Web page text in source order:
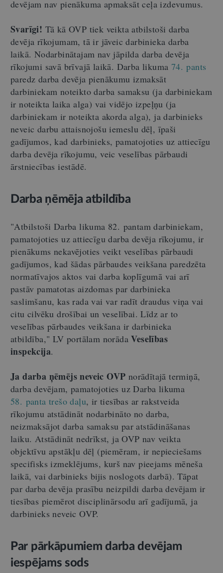
devējam nav pienākuma apmaksāt ceļa izdevumus.
Svarīgi! Tā kā OVP tiek veikta atbilstoši darba
devēja rīkojumam, tā ir jāveic darbinieka darba
laikā. Nodarbinātajam nav jāpilda darba devēja
rīkojumi savā brīvajā laikā. Darba likuma 74. pants
paredz darba devēja pienākumu izmaksāt
darbiniekam noteikto darba samaksu (ja darbiniekam
ir noteikta laika alga) vai vidējo izpeļņu (ja
darbiniekam ir noteikta akorda alga), ja darbinieks
neveic darbu attaisnojošu iemeslu dēļ, īpaši
gadījumos, kad darbinieks, pamatojoties uz attiecīgu
darba devēja rīkojumu, veic veselības pārbaudi
ārstniecības iestādē.
Darba ņēmēja atbildība
"Atbilstoši Darba likuma 82. pantam darbiniekam,
pamatojoties uz attiecīgu darba devēja rīkojumu, ir
pienākums nekavējoties veikt veselības pārbaudi
gadījumos, kad šādas pārbaudes veikšana paredzēta
normatīvajos aktos vai darba koplīgumā vai arī
pastāv pamatotas aizdomas par darbinieka
saslimšanu, kas rada vai var radīt draudus viņa vai
citu cilvēku drošībai un veselībai. Līdz ar to
veselības pārbaudes veikšana ir darbinieka
atbildība," LV portālam norādaVeselības
inspekcija.
Ja darba ņēmējs neveic OVP norādītajā termiņā,
darba devējam, pamatojoties uz Darba likuma
58. panta trešo daļu, ir tiesības ar rakstveida
rīkojumu atstādināt nodarbināto no darba,
neizmaksājot darba samaksu par atstādināšanas
laiku. Atstādināt nedrīkst, ja OVP nav veikta
objektīvu apstākļu dēļ (piemēram, ir nepieciešams
specifisks izmeklējums, kurš nav pieejams mēneša
laikā, vai darbinieks bijis noslogots darbā). Tāpat
par darba devēja prasību neizpildi darba devējam ir
tiesības piemērot disciplinārsodu arī gadījumā, ja
darbinieks neveic OVP.
Par pārkāpumiem darba devējam
iespējams sods